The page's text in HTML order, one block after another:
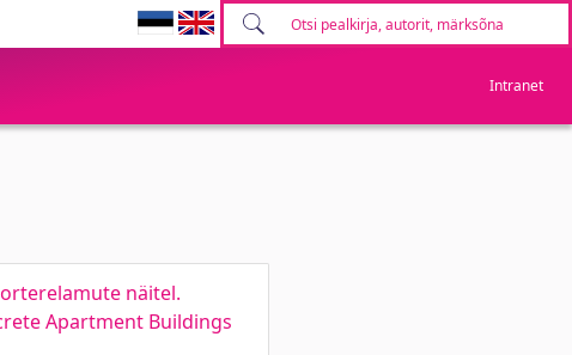
Intranet
näitel.
Apartment Buildings